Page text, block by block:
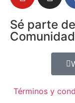
Sé parte
Términos y